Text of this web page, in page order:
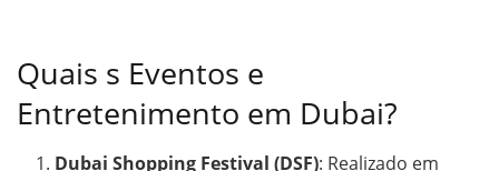
Quais s Eventos e
Entretenimento em Dubai?
Dubai Shopping Festival (DSF): Realizado em